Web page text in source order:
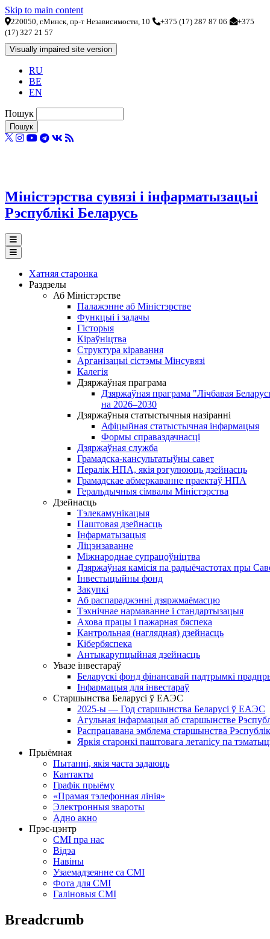
Skip to main content
220050, г.Минск, пр-т Независимости, 10 +375 (17) 287 87 06
+375
(17) 327 21 57
RU
BE
EN
Пошук
Міністэрства сувязі і інфарматызацыі
Рэспублікі Беларусь
Хатняя старонка
Раздзелы
Аб Міністэрстве
Палажэнне аб Міністэрстве
Функцыі і задачы
Гісторыя
Кіраўніцтва
Структура кіравання
Арганізацыі сістэмы Мінсувязі
Калегія
Дзяржаўная праграма
Дзяржаўная праграма "Лічбавая
на 2026–2030
Дзяржаўныя статыстычныя назіранні
Афіцыйная статыстычная інфармацыя
Формы справаздачнасці
Дзяржаўная служба
Грамадска-кансультатыўны савет
Пералік НПА, якія рэгулююць дзейнасць
Грамадскае абмеркаванне праектаў НПА
Геральдычныя сімвалы Міністэрства
Дзейнасць
Тэлекамунікацыя
Паштовая дзейнасць
Інфарматызацыя
Ліцэнзаванне
Міжнароднае супрацоўніцтва
Дзяржаўная камісія па радыёчастотах пры
Інвестыцыйны фонд
Закупкі
Аб распараджэнні дзяржмаёмасцю
Тэхнічнае нармаванне і стандартызацыя
Ахова працы і пажарная бяспека
Кантрольная (наглядная) дзейнасць
Кібербяспека
Антыкарупцыйная дзейнасць
Увазе інвестараў
Беларускі фонд фінансавай падтрымкі
Інфармацыя для інвестараў
Старшынства Беларусі ў ЕАЭС
2025-ы — Год старшынства Беларусі ў ЕАЭС
Агульная інфармацыя аб старшынстве
Распрацавана эмблема старшынства
Яркія старонкі паштовага летапісу па
Прыёмная
Пытанні, якія часта задаюць
Кантакты
Графік прыёму
«Прамая тэлефонная лінія»
Электронныя звароты
Адно акно
Прэс-цэнтр
СМІ пра нас
Відэа
Навіны
Узаемадзеянне са СМІ
Фота для СМІ
Галіновыя СМІ
Breadcrumb